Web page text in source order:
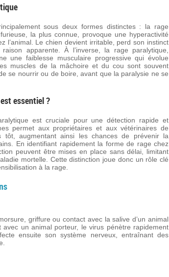
sous deux formes distinctes : la rage
la plus connue, provoque une hyperactivité
l’animal. Le chien devient irritable, perd son instinct
apparente. À l’inverse, la rage paralytique,
une faiblesse musculaire progressive qui évolue
muscles de la mâchoire et du cou sont souvent
se nourrir ou de boire, avant que la paralysie ne se
essentiel ?
est cruciale pour une détection rapide et
permet aux propriétaires et aux vétérinaires de
tôt, augmentant ainsi les chances de prévenir la
En identifiant rapidement la forme de rage chez
peuvent être mises en place sans délai, limitant
mortelle. Cette distinction joue donc un rôle clé
à la rage.
griffure ou contact avec la salive d’un animal
avec un animal porteur, le virus pénètre rapidement
ensuite son système nerveux, entraînant des